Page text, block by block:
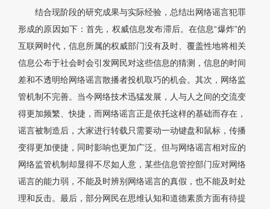
结合现阶段的研究成果与实际经验，总结出网络谣言犯罪
形成的原因如下：首先，权威信息发布滞后。在信息“爆炸”的
互联网时代，信息所属的权威部门没有及时、覆盖性地将相关
信息公布于社会时会引发网民对这些信息的猜测，信息的时间
差和不透明给网络谣言散播者投机取巧的机会。其次，网络监
管机制不完善。当今网络技术迅猛发展，人与人之间的交流变
得更加频繁、快捷，而网络谣言正是依托这样的基础而存在，
谣言被制造后，大家进行转载只需要动一动键盘和鼠标，传播
变得更加便捷，同时影响也更加广泛。但与网络谣言相对应的
网络监管机制却显得不尽如人意，某些信息管控部门应对网络
谣言的能力弱，不能及时辨别网络谣言的真假，也不能及时处
理和反击。最后，部分网民在思维认知和道德素质方面有待提